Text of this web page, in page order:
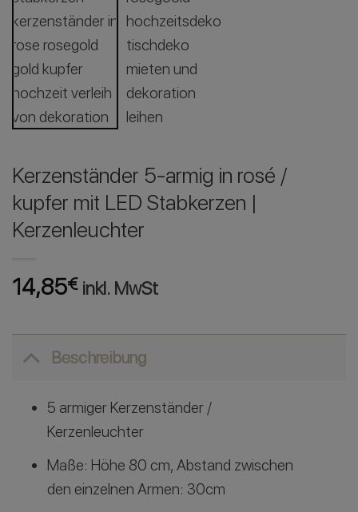
Kerzenständer 5-armig in rosé /
kupfer mit LED Stabkerzen |
Kerzenleuchter
14,85€ inkl. MwSt
Beschreibung
5 armiger Kerzenständer /
Kerzenleuchter
Maße: Höhe 80 cm, Abstand zwischen
den einzelnen Armen: 30cm